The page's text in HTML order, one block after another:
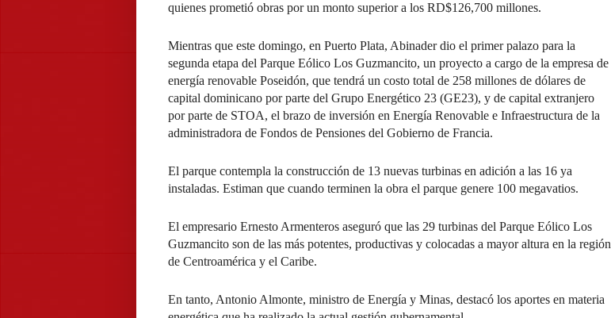
quienes prometió obras por un monto superior a los RD$126,700 millones.
Mientras que este domingo, en Puerto Plata, Abinader dio el primer palazo para la
segunda etapa del Parque Eólico Los Guzmancito, un proyecto a cargo de la empresa de
energía renovable Poseidón, que tendrá un costo total de 258 millones de dólares de
capital dominicano por parte del Grupo Energético 23 (GE23), y de capital extranjero
por parte de STOA, el brazo de inversión en Energía Renovable e Infraestructura de la
administradora de Fondos de Pensiones del Gobierno de Francia.
El parque contempla la construcción de 13 nuevas turbinas en adición a las 16 ya
instaladas. Estiman que cuando terminen la obra el parque genere 100 megavatios.
El empresario Ernesto Armenteros aseguró que las 29 turbinas del Parque Eólico Los
Guzmancito son de las más potentes, productivas y colocadas a mayor altura en la región
de Centroamérica y el Caribe.
En tanto, Antonio Almonte, ministro de Energía y Minas, destacó los aportes en materia